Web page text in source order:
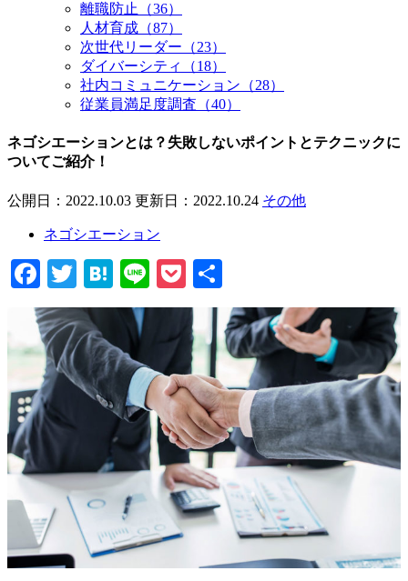
お知らせ
会社情報
よくある質問
資料請求(無料) お見積もり依頼
離職防止
（36）
人材育成 （87）
次世代リーダー （23）
ダイバーシティ
（18）
社内コミュニケーション （28）
従業員満足度調査 （40）
ネゴシエーションとは？失敗しないポイントとテクニックに
ついてご紹介！
公開日：2022.10.03 更新日：2022.10.24 その他
ネゴシエーション
Facebook
TwitterHatenaLinePocket
有